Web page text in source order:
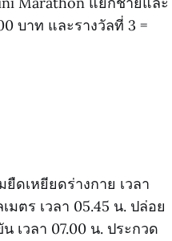
บาท และรางวัลที่ 3 =
ดเหยียดร่างกาย เวลา
มตร เวลา 05.45 น. ปล่อย
เวลา 07.00 น. ประกวด